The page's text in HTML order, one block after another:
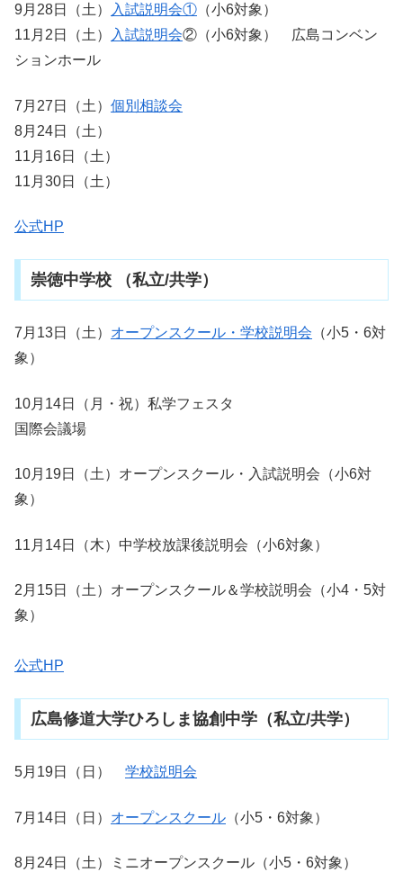
9月28日（土） 入試説明会① （小6対象）
11月2日（土）
入試説明会②（小6対象） 広島コンベン
ションホール
7月27日（土） 個別相談会
8月24日（土）
11月16日（土）
11月30日（土）
公式HP
崇徳中学校 （私立/共学）
7月13日（土） オープンスクール・学校説明会 （小5・6対
象）
10月14日（月・祝）私学フェスタ
国際会議場
10月19日（土）オープンスクール・入試説明会（小6対
象）
11月14日（木）中学校放課後説明会（小6対象）
2月15日（土）オープンスクール＆学校説明会（小4・5対
象）
公式HP
広島修道大学ひろしま協創中学（私立/共学）
5月19日（日） 学校説明会
7月14日（日） オープンスクール （小5・6対象）
8月24日（土）ミニオープンスクール（小5・6対象）